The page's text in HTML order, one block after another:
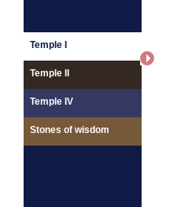
Temple I
Temple II
Temple IV
Stones of wisdom